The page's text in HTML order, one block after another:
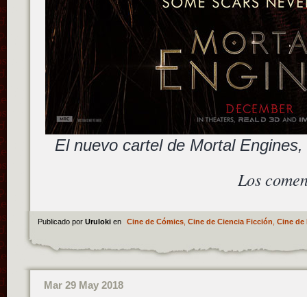
El nuevo cartel de Mortal
Los
Publicado por Uruloki en Cine de Cómics, Cine de Ciencia Ficción Cine de
Mar 29 May 2018